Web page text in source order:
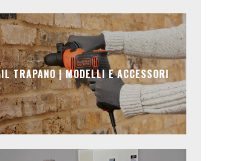
IL TRAPANO | MODELLI E ACCESSORI